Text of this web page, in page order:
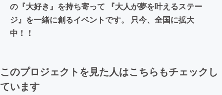
の『大好き』を持ち寄って 『大人が夢を叶えるステー
ジ』を一緒に創るイベントです。 只今、全国に拡大
中！！
このプロジェクトを見た人はこちらもチェックし
ています